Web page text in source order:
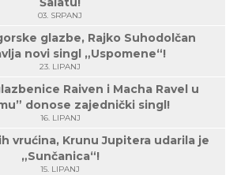
03. SRPANJ
glazbe, Rajko Suhodolčan
novi singl „Uspomene“!
23. LIPANJ
Raiven i Macha Ravel u
donose zajednički singl!
16. LIPANJ
vrućina, Krunu Jupitera udarila je
„Sunčanica“!
15. LIPANJ